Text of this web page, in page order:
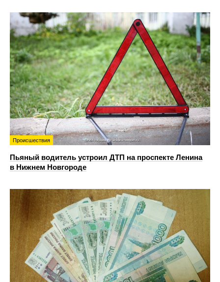
Происшествия
Пьяный водитель устроил ДТП на проспекте Ленина
в Нижнем Новгороде